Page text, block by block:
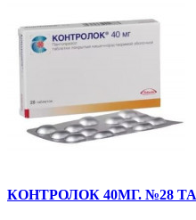
КОНТРОЛОК 40МГ. №28